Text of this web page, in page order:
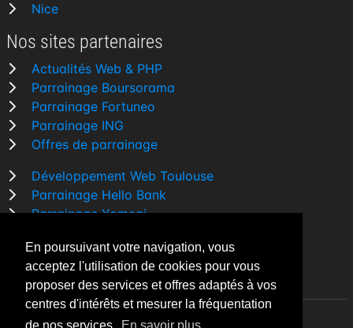
En poursuivant votre navigation, vous
acceptez l'utilisation de cookies pour vous
proposer des services et offres adaptés à vos
centres d'intérêts et mesurer la fréquentation
Nice
Nos sites partenaires
Actualités Web & PHP
Parrainage Boursorama
Parrainage Fortuneo
Parrainage ING
Offres de parrainage
Développement Web Toulouse
Parrainage Hello Bank
Parrainage Yomoni
Comparatif banque